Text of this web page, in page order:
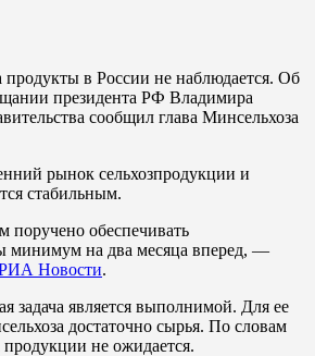
продукты в России не наблюдается. Об
президента РФ Владимира
сообщил глава Минсельхоза
рынок сельхозпродукции и
стабильным.
обеспечивать
минимум на два месяца вперед, —
Новости.
задача является выполнимой. Для ее
достаточно сырья. По словам
не ожидается.